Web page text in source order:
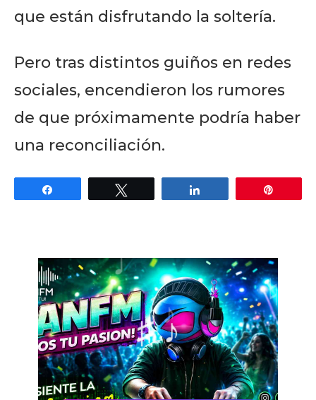
que están disfrutando la soltería.
Pero tras distintos guiños en redes
sociales, encendieron los rumores
de que próximamente podría haber
una reconciliación.